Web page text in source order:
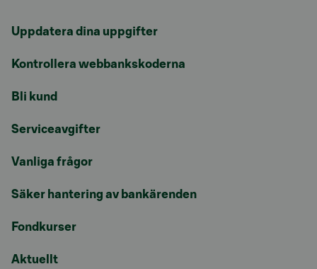
Uppdatera dina uppgifter
Kontrollera webbankskoderna
Bli kund
Serviceavgifter
Vanliga frågor
Säker hantering av bankärenden
Fondkurser
Aktuellt